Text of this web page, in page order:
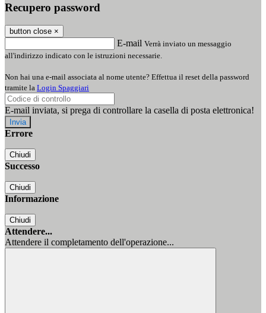
Recupero password
button close ×
E-mail Verrà inviato un messaggio
all'indirizzo indicato con le istruzioni necessarie.
Non hai una e-mail associata al nome utente? Effettua il reset della password
tramite la Login Spaggiari
E-mail inviata, si prega di controllare la casella di posta elettronica!
Errore
Chiudi
Successo
Chiudi
Informazione
Chiudi
Attendere...
Attendere il completamento dell'operazione...